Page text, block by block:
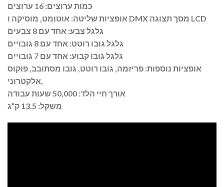
כמות ערוצים: 16 ערוצים
אופציות שליטה: אוטומט, מוסיקה ו DMX מסך תצוגה LCD
גלגל צבע: אחד עם 8 צבעים
גלגל גובו רוטט: אחד עם 8 גובויים
גלגל גובו קבוע: אחד עם 7 גובויים
אופציות נוספות: פריזמה, גובו רוטט, גובו מסתובב, פוקוס
אורך חיי הלד: 50,000 שעות עבודה
משקל: 13.5 ק”ג